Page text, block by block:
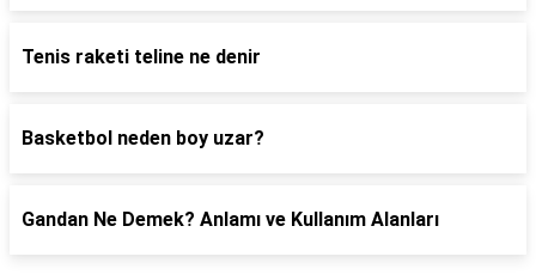
Tenis raketi teline ne denir
Basketbol neden boy uzar?
Gandan Ne Demek? Anlamı ve Kullanım Alanları